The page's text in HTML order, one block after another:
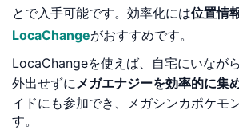
とで入手可能です。効率化には位置情
LocaChangeがおすすめです。
LocaChangeを使えば、自宅にいなが
外出せずにメガエナジーを効率的に集
イドにも参加でき、メガシンカポケモ
す。